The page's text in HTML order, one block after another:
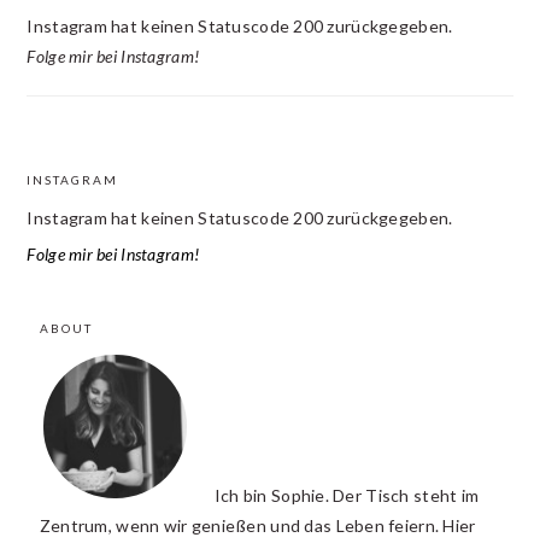
Instagram hat keinen Statuscode 200 zurückgegeben.
Folge mir bei Instagram!
FOOTER
INSTAGRAM
Instagram hat keinen Statuscode 200 zurückgegeben.
Folge mir bei Instagram!
ABOUT
Ich bin Sophie. Der Tisch steht im
Zentrum, wenn wir genießen und das Leben feiern. Hier